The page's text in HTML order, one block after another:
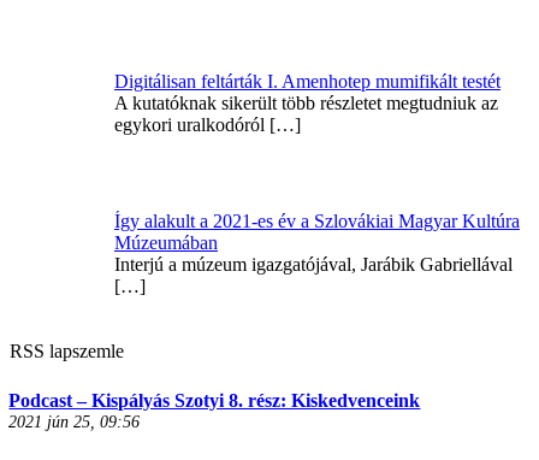
Digitálisan feltárták I. Amenhotep mumifikált testét
A kutatóknak sikerült több részletet megtudniuk az
egykori uralkodóról […]
Így alakult a 2021-es év a Szlovákiai Magyar Kultúra
Múzeumában
Interjú a múzeum igazgatójával, Jarábik Gabriellával
[…]
RSS lapszemle
Podcast – Kispályás Szotyi 8. rész: Kiskedvenceink
2021 jún 25, 09:56